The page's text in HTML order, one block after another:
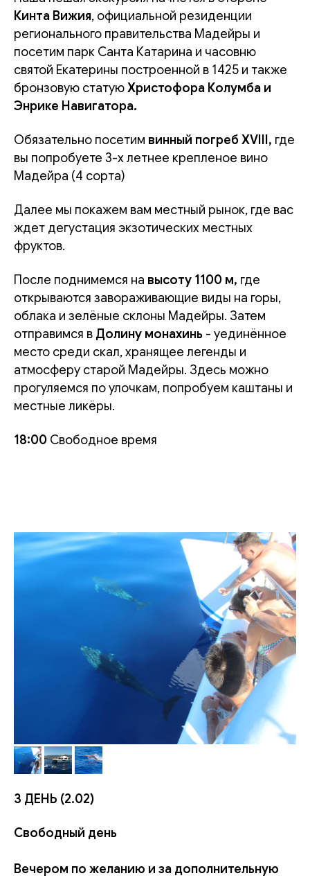
Кинта Вижия, официальной резиденции
регионального правительства Мадейры и
посетим парк Санта Катарина и часовню
святой Екатерины построенной в 1425 и также
бронзовую статуюХристофора Колумба и
Энрике Навигатора.
Обязательно посетим винный погреб XVIII, где
вы попробуете 3-х летнее крепленое вино
Мадейра (4 сорта)
Далее мы покажем вам местный рынок, где вас
ждет дегустация экзотических местных
фруктов.
После поднимемся на высоту 1100 м, где
открываются завораживающие виды на горы,
облака и зелёные склоны Мадейры. Затем
отправимся в Долину монахинь - уединённое
место среди скал, хранящее легенды и
атмосферу старой Мадейры. Здесь можно
прогуляемся по улочкам, попробуем каштаны и
местные ликёры.
18:00 Свободное время
3 ДЕНЬ (2.02)
Свободный день
Вечером по желанию и за дополнительную